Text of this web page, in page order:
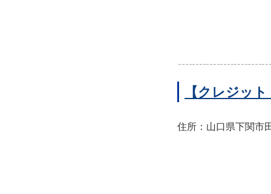
【クレジッ
住所：山口県下関市